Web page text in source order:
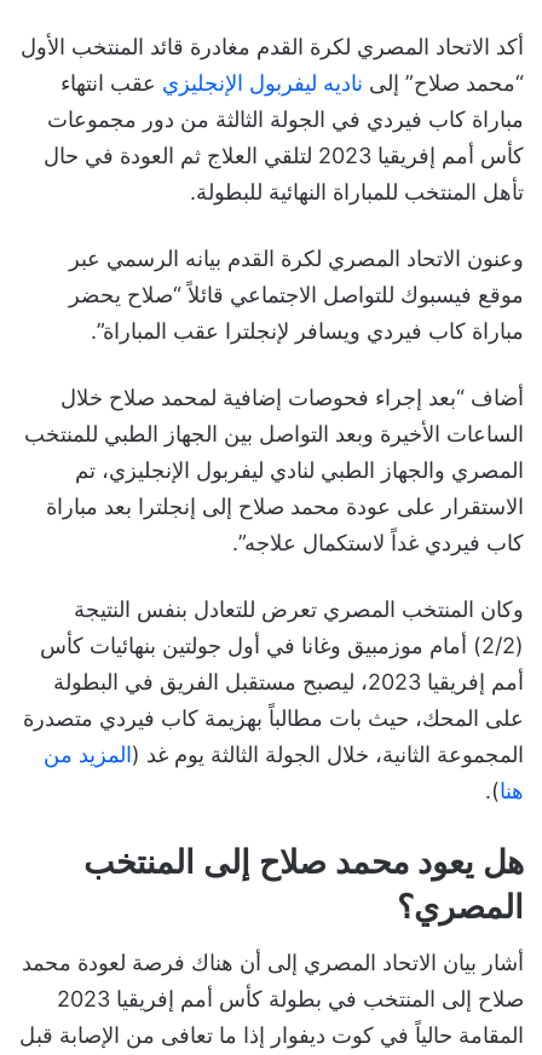
أكد الاتحاد المصري لكرة القدم مغادرة قائد المنتخب الأول
“محمد صلاح” إلى ناديه ليفربول الإنجليزي عقب انتهاء
مباراة كاب فيردي في الجولة الثالثة من دور مجموعات
كأس أمم إفريقيا 2023 لتلقي العلاج ثم العودة في حال
تأهل المنتخب للمباراة النهائية للبطولة.
وعنون الاتحاد المصري لكرة القدم بيانه الرسمي عبر
موقع فيسبوك للتواصل الاجتماعي قائلاً “صلاح يحضر
مباراة كاب فيردي ويسافر لإنجلترا عقب المباراة”.
أضاف “بعد إجراء فحوصات إضافية لمحمد صلاح خلال
الساعات الأخيرة وبعد التواصل بين الجهاز الطبي للمنتخب
المصري والجهاز الطبي لنادي ليفربول الإنجليزي، تم
الاستقرار على عودة محمد صلاح إلى إنجلترا بعد مباراة
كاب فيردي غداً لاستكمال علاجه”.
وكان المنتخب المصري تعرض للتعادل بنفس النتيجة
(2/2) أمام موزمبيق وغانا في أول جولتين بنهائيات كأس
أمم إفريقيا 2023، ليصبح مستقبل الفريق في البطولة
على المحك، حيث بات مطالباً بهزيمة كاب فيردي متصدرة
المجموعة الثانية، خلال الجولة الثالثة يوم غد (المزيد من
هنا).
هل يعود محمد صلاح إلى المنتخب
المصري؟
أشار بيان الاتحاد المصري إلى أن هناك فرصة لعودة محمد
صلاح إلى المنتخب في بطولة كأس أمم إفريقيا 2023
المقامة حالياً في كوت ديفوار إذا ما تعافى من الإصابة قبل